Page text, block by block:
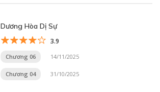
Dương Hòa Dị Sự
3.9
Chương 06 14/11/2025
Chương 04 31/10/2025